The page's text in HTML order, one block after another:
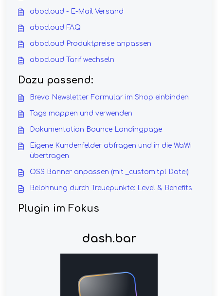
abocloud - E-Mail Versand
abocloud FAQ
abocloud Produktpreise anpassen
abocloud Tarif wechseln
Dazu passend:
Brevo Newsletter Formular im Shop einbinden
Tags mappen und verwenden
Dokumentation Bounce Landingpage
Eigene Kundenfelder abfragen und in die WaWi
übertragen
OSS Banner anpassen (mit _custom.tpl Datei)
Belohnung durch Treuepunkte: Level & Benefits
Plugin im Fokus
dash.bar